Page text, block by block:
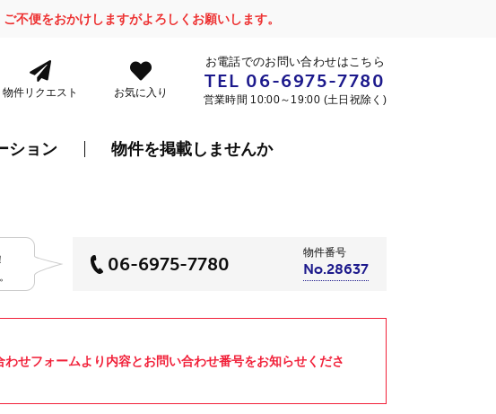
不便をおかけしますがよろしくお願いします。
物件リクエスト お気に入り
お電話でのお問い合わせはこちら
TEL 06-6975-7780
営業時間 10:00～19:00 (土日祝除く)
ション 物件を掲載しませんか
06-6975-7780
物件番号
No.28637
せフォームより内容とお問い合わせ番号をお知らせくださ